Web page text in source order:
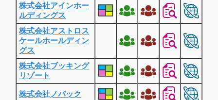
株式会社アインホー
ルディングス
株式会社アストロス
ケールホールディン
グス
株式会社ブッキング
リゾート
株式会社ノバック